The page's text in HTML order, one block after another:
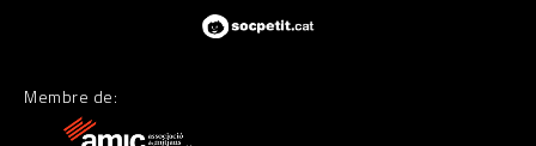
Membre de: